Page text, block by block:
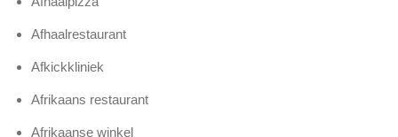
Afhaalrestaurant
Afkickkliniek
Afrikaans restaurant
Afrikaanse winkel